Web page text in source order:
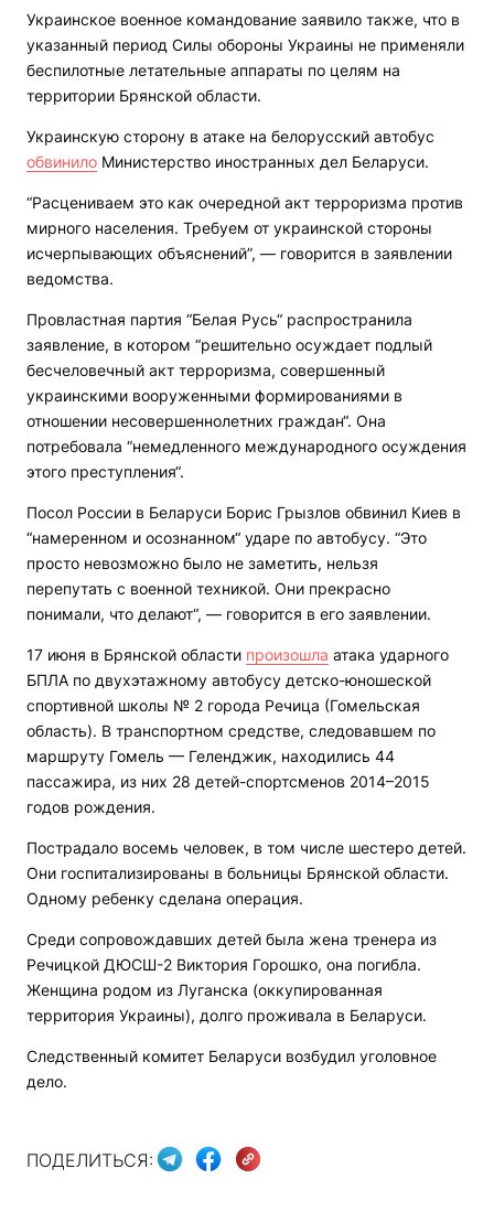
Украинское военное командование заявило также, что в
указанный период Силы обороны Украины не применяли
беспилотные летательные аппараты по целям на
территории Брянской области.
Украинскую сторону в атаке на белорусский автобус
обвинило Министерство иностранных дел Беларуси.
“Расцениваем это как очередной акт терроризма против
мирного населения. Требуем от украинской стороны
исчерпывающих объяснений”, — говорится в заявлении
ведомства.
Провластная партия “Белая Русь“ распространила
заявление, в котором “решительно осуждает подлый
бесчеловечный акт терроризма, совершенный
украинскими вооруженными формированиями в
отношении несовершеннолетних граждан“. Она
потребовала “немедленного международного осуждения
этого преступления“.
Посол России в Беларуси Борис Грызлов обвинил Киев в
“намеренном и осознанном“ ударе по автобусу. “Это
просто невозможно было не заметить, нельзя
перепутать с военной техникой. Они прекрасно
понимали, что делают“, — говорится в его заявлении.
17 июня в Брянской области произошла атака ударного
БПЛА по двухэтажному автобусу детско-юношеской
спортивной школы № 2 города Речица (Гомельская
область). В транспортном средстве, следовавшем по
маршруту Гомель — Геленджик, находились 44
пассажира, из них 28 детей-спортсменов 2014–2015
годов рождения.
Пострадало восемь человек, в том числе шестеро детей.
Они госпитализированы в больницы Брянской области.
Одному ребенку сделана операция.
Среди сопровождавших детей была жена тренера из
Речицкой ДЮСШ-2 Виктория Горошко, она погибла.
Женщина родом из Луганска (оккупированная
территория Украины), долго проживала в Беларуси.
Следственный комитет Беларуси возбудил уголовное
дело.
ПОДЕЛИТЬСЯ: